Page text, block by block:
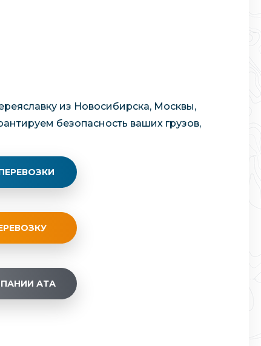
из Новосибирска, Москвы,
безопасность ваших грузов,
АТА